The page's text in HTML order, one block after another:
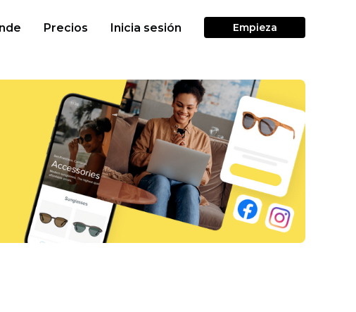
Precios Inicia sesión Empieza